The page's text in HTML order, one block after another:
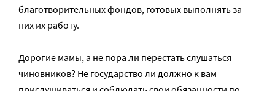
благотворительных фондов, готовых выполнять за
них их работу.
Дорогие мамы, а не пора ли перестать слушаться
чиновников? Не государство ли должно к вам